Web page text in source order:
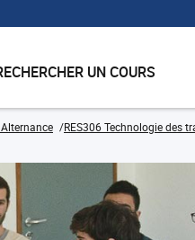
UN COURS
RES306 Technologie des